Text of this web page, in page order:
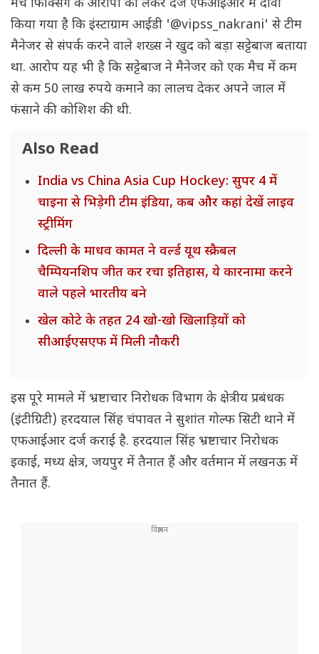
मैच फिक्सिंग के आरोपों को लेकर दर्ज एफआईआर में दावा
किया गया है कि इंस्टाग्राम आईडी '@vipss_nakrani' से टीम
मैनेजर से संपर्क करने वाले शख्स ने खुद को बड़ा सट्टेबाज बताया
था. आरोप यह भी है कि सट्टेबाज ने मैनेजर को एक मैच में कम
से कम 50 लाख रुपये कमाने का लालच देकर अपने जाल में
फंसाने की कोशिश की थी.
Also Read
India vs China Asia Cup Hockey: सुपर 4 में
चाइना से भिड़ेगी टीम इंडिया, कब और कहां देखें लाइव
स्ट्रीमिंग
दिल्ली के माधव कामत ने वर्ल्ड यूथ स्क्रैबल
चैम्पियनशिप जीत कर रचा इतिहास, ये कारनामा करने
वाले पहले भारतीय बने
खेल कोटे के तहत 24 खो-खो खिलाड़ियों को
सीआईएसएफ में मिली नौकरी
इस पूरे मामले में भ्रष्टाचार निरोधक विभाग के क्षेत्रीय प्रबंधक
(इंटीग्रिटी) हरदयाल सिंह चंपावत ने सुशांत गोल्फ सिटी थाने में
एफआईआर दर्ज कराई है. हरदयाल सिंह भ्रष्टाचार निरोधक
इकाई, मध्य क्षेत्र, जयपुर में तैनात हैं और वर्तमान में लखनऊ में
तैनात हैं.